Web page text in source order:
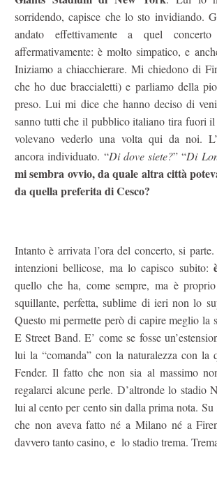
sorridendo, capisce che lo sto invidiando.
andato effettivamente a quel
affermativamente: è molto simpatico, e
Iniziamo a chiacchierare. Mi chiedono di
che ho due braccialetti) e parliamo della
preso. Lui mi dice che hanno deciso di
sanno tutti che il pubblico italiano tira fuori
volevano vederlo una volta qui da noi.
ancora individuato. “Di dove siete?” “Di
mi sembra ovvio, da quale altra città
da quella preferita di Cesco?
Intanto è arrivata l’ora del concerto, si
intenzioni bellicose, ma lo capisco subito:
quello che ha, come sempre, ma è
squillante, perfetta, sublime di ieri non lo
Questo mi permette però di capire meglio la
E Street Band. E’ come se fosse
lui la “comanda” con la naturalezza con la
Fender. Il fatto che non sia al massimo
regalarci alcune perle. D’altronde lo stadio
lui al cento per cento sin dalla prima nota. Su
che non aveva fatto né a Milano né a
davvero tanto casino, e lo stadio trema.